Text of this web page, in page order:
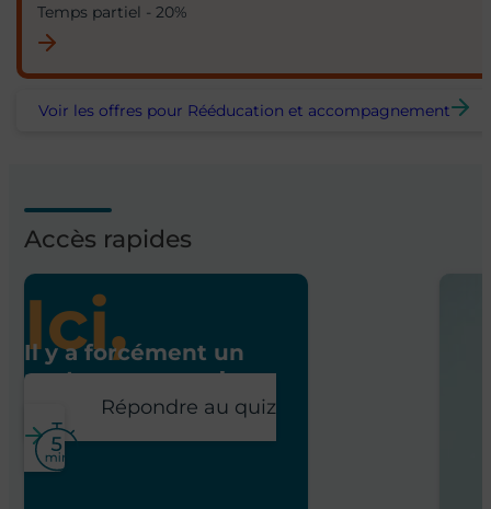
Temps partiel - 20%
Voir les offres pour Rééducation et accompagnement
Accès rapides
Ici,
Il y a forcément un
poste pour vous !
Répondre au quiz